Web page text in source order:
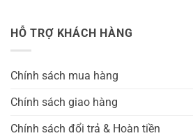
HỖ TRỢ KHÁCH HÀNG
Chính sách mua hàng
Chính sách giao hàng
Chính sách đổi trả & Hoàn tiền